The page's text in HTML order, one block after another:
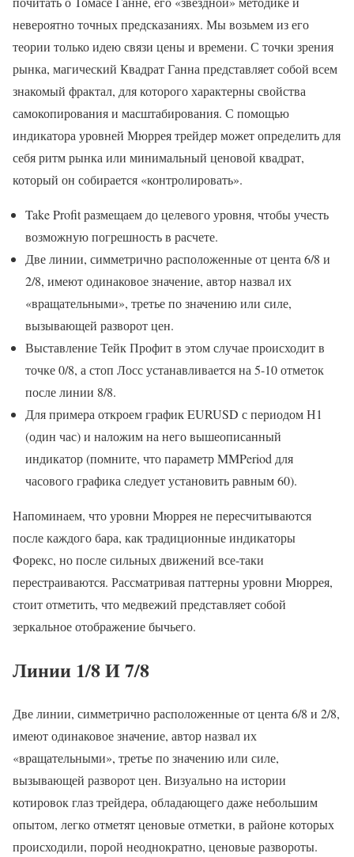
невероятно точных предсказаниях. Мы возьмем из его
теории только идею связи цены и времени. С точки зрения
рынка, магический Квадрат Ганна представляет собой всем
знакомый фрактал, для которого характерны свойства
самокопирования и масштабирования. С помощью
индикатора уровней Мюррея трейдер может определить для
себя ритм рынка или минимальный ценовой квадрат,
который он собирается «контролировать».
Take Profit размещаем до целевого уровня, чтобы учесть
возможную погрешность в расчете.
Две линии, симметрично расположенные от цента 6/8 и
2/8, имеют одинаковое значение, автор назвал их
«вращательными», третье по значению или силе,
вызывающей разворот цен.
Выставление Тейк Профит в этом случае происходит в
точке 0/8, а стоп Лосс устанавливается на 5-10 отметок
после линии 8/8.
Для примера откроем график EURUSD с периодом Н1
(один час) и наложим на него вышеописанный
индикатор (помните, что параметр MMPeriod для
часового графика следует установить равным 60).
Напоминаем, что уровни Мюррея не пересчитываются
после каждого бара, как традиционные индикаторы
Форекс, но после сильных движений все-таки
перестраиваются. Рассматривая паттерны уровни Мюррея,
стоит отметить, что медвежий представляет собой
зеркальное отображение бычьего.
Линии 1/8 И 7/8
Две линии, симметрично расположенные от цента 6/8 и 2/8,
имеют одинаковое значение, автор назвал их
«вращательными», третье по значению или силе,
вызывающей разворот цен. Визуально на истории
котировок глаз трейдера, обладающего даже небольшим
опытом, легко отметят ценовые отметки, в районе которых
происходили, порой неоднократно, ценовые развороты.